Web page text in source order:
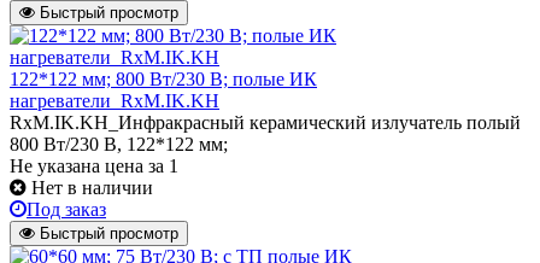
Быстрый просмотр
122*122 мм; 800 Вт/230 В; полые ИК
нагреватели_RxM.IK.KH
RxM.IK.KH_Инфракрасный керамический излучатель полый
800 Вт/230 В, 122*122 мм;
Не указана цена за 1
Нет в наличии
Под заказ
Быстрый просмотр